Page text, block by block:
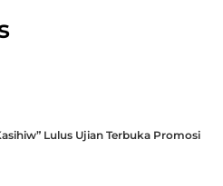
Lulus Ujian Terbuka Promosi